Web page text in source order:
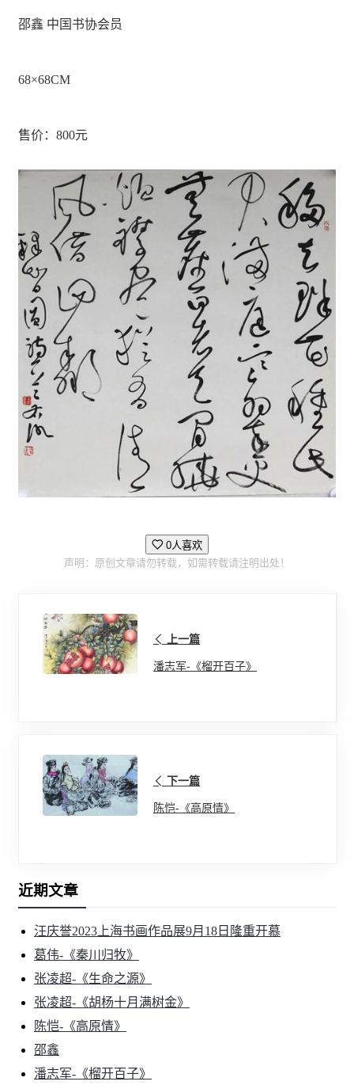
邵鑫 中国书协会员
68×68CM
售价：800元
0人喜欢
声明：原创文章请勿转载，如需转载请注明出处！
上一篇
潘志军-《榴开百子》
下一篇
陈恺-《高原情》
近期文章
汪庆誉2023上海书画作品展9月18日隆重开慕
葛伟-《秦川归牧》
张凌超-《生命之源》
张凌超-《胡杨十月满树金》
陈恺-《高原情》
邵鑫
潘志军-《榴开百子》